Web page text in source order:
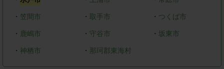
・ 笠間市 ・ 取手市 ・ つくば市
・ 鹿嶋市 ・ 守谷市 ・坂東市
・ 神栖市 ・ 那珂郡東海村